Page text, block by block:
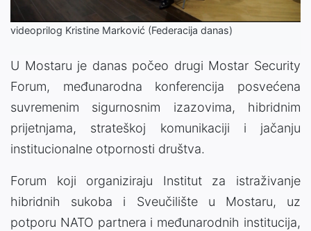
videoprilog Kristine Marković (Federacija danas)
U Mostaru je danas počeo drugi Mostar Security
Forum, međunarodna konferencija posvećena
suvremenim sigurnosnim izazovima, hibridnim
prijetnjama, strateškoj komunikaciji i jačanju
institucionalne otpornosti društva.
Forum koji organiziraju Institut za istraživanje
hibridnih sukoba i Sveučilište u Mostaru, uz
potporu NATO partnera i međunarodnih institucija,